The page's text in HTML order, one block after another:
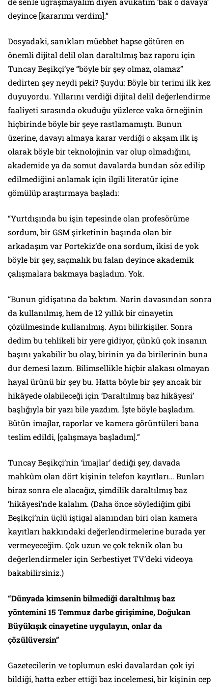
deyince [kararımı verdim].”
Dosyadaki, sanıkları müebbet hapse götüren en
önemli dijital delil olan daraltılmış baz raporu için
Tuncay Beşikçi’ye “böyle bir şey olmaz, olamaz”
dedirten şey neydi peki? Şuydu: Böyle bir terimi ilk kez
duyuyordu. Yıllarını verdiği dijital delil değerlendirme
faaliyeti sırasında okuduğu yüzlerce vaka örneğinin
hiçbirinde böyle bir şeye rastlamamıştı. Bunun
üzerine, davayı almaya karar verdiği o akşam ilk iş
olarak böyle bir teknolojinin var olup olmadığını,
akademide ya da somut davalarda bundan söz edilip
edilmediğini anlamak için ilgili literatür içine
gömülüp araştırmaya başladı:
“Yurtdışında bu işin tepesinde olan profesörüme
sordum, bir GSM şirketinin başında olan bir
arkadaşım var Portekiz’de ona sordum, ikisi de yok
böyle bir şey, saçmalık bu falan deyince akademik
çalışmalara bakmaya başladım. Yok.
“Bunun gidişatına da baktım. Narin davasından sonra
da kullanılmış, hem de 12 yıllık bir cinayetin
çözülmesinde kullanılmış. Aynı bilirkişiler. Sonra
dedim bu tehlikeli bir yere gidiyor, çünkü çok insanın
başını yakabilir bu olay, birinin ya da birilerinin buna
dur demesi lazım. Bilimsellikle hiçbir alakası olmayan
hayal ürünü bir şey bu. Hatta böyle bir şey ancak bir
hikâyede olabileceği için ‘Daraltılmış baz hikâyesi’
başlığıyla bir yazı bile yazdım. İşte böyle başladım.
Bütün imajlar, raporlar ve kamera görüntüleri bana
teslim edildi, [çalışmaya başladım].”
Tuncay Beşikçi’nin ‘imajlar’ dediği şey, davada
mahkûm olan dört kişinin telefon kayıtları… Bunları
biraz sonra ele alacağız, şimdilik daraltılmış baz
‘hikâyesi’nde kalalım. (Daha önce söylediğim gibi
Beşikçi’nin üçlü iştigal alanından biri olan kamera
kayıtları hakkındaki değerlendirmelerine burada yer
vermeyeceğim. Çok uzun ve çok teknik olan bu
değerlendirmeler için Serbestiyet TV’deki videoya
bakabilirsiniz.)
“Dünyada kimsenin bilmediği daraltılmış baz
yöntemini 15 Temmuz darbe girişimine, Doğukan
Büyükışık cinayetine uygulayın, onlar da
çözülüversin”
Gazetecilerin ve toplumun eski davalardan çok iyi
bildiği, hatta ezber ettiği baz incelemesi, bir kişinin cep